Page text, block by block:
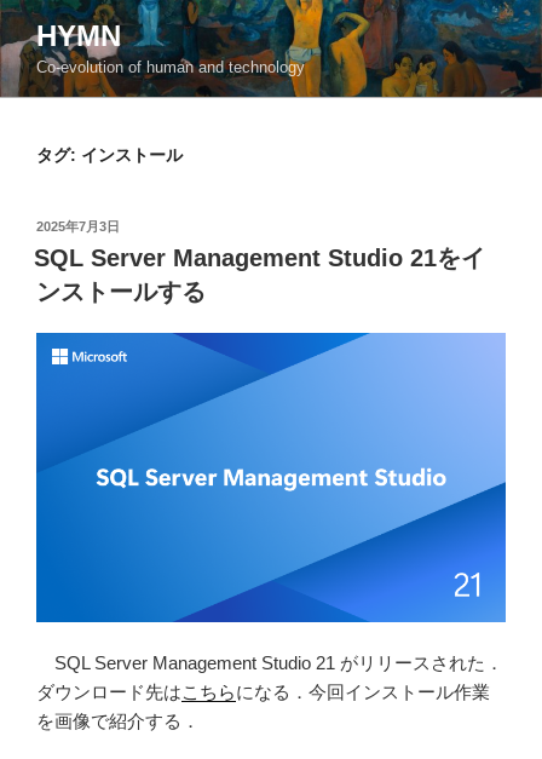
コ
ン
テ
ン
HYMN
Co-evolution of human and technology
タグ: インストール
投
稿
日:
2025年7月3日
SQL Server Management Studio 21をイ
ンストールする
SQL Server Management Studio 21 がリリースされた．
ダウンロード先はこちらになる．今回インストール作業
を画像で紹介する．